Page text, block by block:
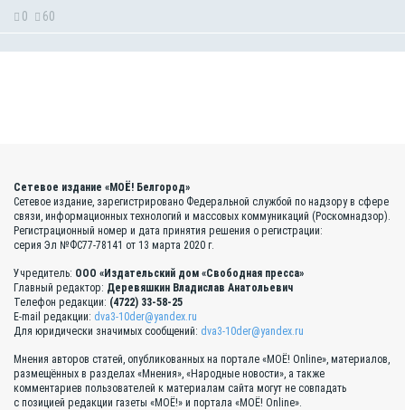
0 60
Сетевое издание «МОЁ! Белгород»
Сетевое издание, зарегистрировано Федеральной службой по надзору в сфере
связи, информационных технологий и массовых коммуникаций (Роскомнадзор).
Регистрационный номер и дата принятия решения о регистрации:
серия Эл №ФС77-78141 от 13 марта 2020 г.
Учредитель: ООО «Издательский дом «Свободная пресса»
Главный редактор: Деревяшкин Владислав Анатольевич
Телефон редакции: (4722) 33-58-25
E-mail редакции: dva3-10der@yandex.ru
Для юридически значимых сообщений: dva3-10der@yandex.ru
Мнения авторов статей, опубликованных на портале «МОЁ! Online», материалов,
размещённых в разделах «Мнения», «Народные новости», а также
комментариев пользователей к материалам сайта могут не совпадать
с позицией редакции газеты «МОЁ!» и портала «МОЁ! Online».